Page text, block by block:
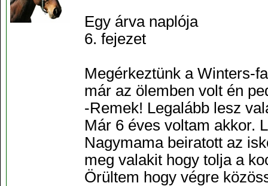
Egy árva naplója
6. fejezet
Megérkeztünk a Winters-
már az ölemben volt én
-Remek! Legalább lesz
Már 6 éves voltam akkor.
Nagymama beiratott az
meg valakit hogy tolja a
Örültem hogy végre